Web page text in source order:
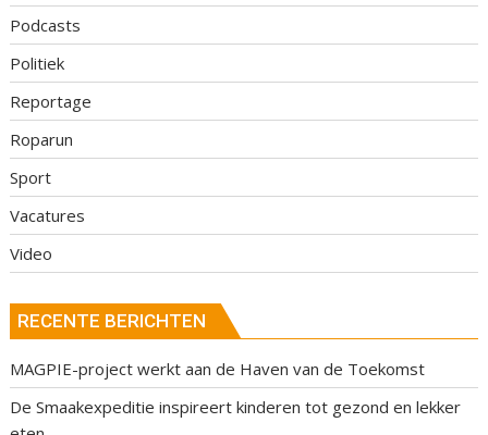
Podcasts
Politiek
Reportage
Roparun
Sport
Vacatures
Video
RECENTE BERICHTEN
MAGPIE-project werkt aan de Haven van de Toekomst
De Smaakexpeditie inspireert kinderen tot gezond en lekker